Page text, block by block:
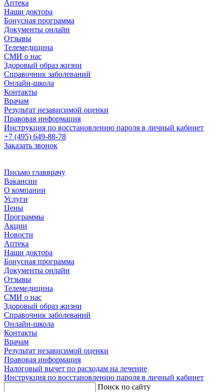
Аптека
Наши доктора
Бонусная программа
Документы онлайн
Отзывы
Телемедицина
СМИ о нас
Здоровый образ жизни
Справочник заболеваний
Онлайн-школа
Контакты
Врачам
Результат независимой оценки
Правовая информация
Инструкция по восстановлению пароля в личный кабинет
+7 (495) 649-88-78
Заказать звонок
Письмо главврачу
Вакансии
О компании
Услуги
Цены
Программы
Акции
Новости
Аптека
Наши доктора
Бонусная программа
Документы онлайн
Отзывы
Телемедицина
СМИ о нас
Здоровый образ жизни
Справочник заболеваний
Онлайн-школа
Контакты
Врачам
Результат независимой оценки
Правовая информация
Налоговый вычет по расходам на лечение
Инструкция по восстановлению пароля в личный кабинет
Поиск по сайту